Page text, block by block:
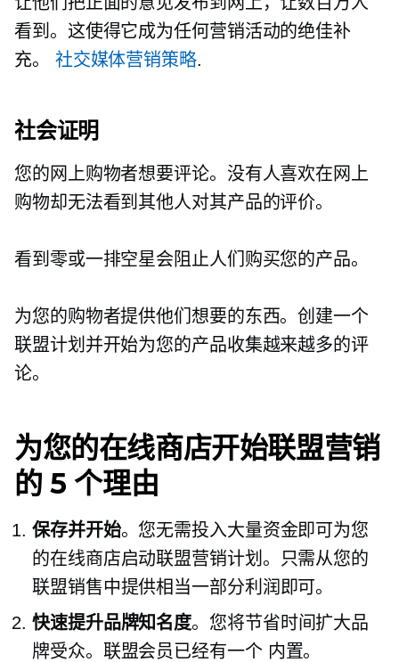
看到。这使得它成为任何营销活动的绝佳补
充。 社交媒体营销策略.
社会证明
您的网上购物者想要评论。没有人喜欢在网上
购物却无法看到其他人对其产品的评价。
看到零或一排空星会阻止人们购买您的产品。
为您的购物者提供他们想要的东西。创建一个
联盟计划并开始为您的产品收集越来越多的评
论。
为您的在线商店开始联盟营销
的 5 个理由
保存并开始。您无需投入大量资金即可为您
的在线商店启动联盟营销计划。只需从您的
联盟销售中提供相当一部分利润即可。
快速提升品牌知名度。您将节省时间扩大品
牌受众。联盟会员已经有一个 内置。